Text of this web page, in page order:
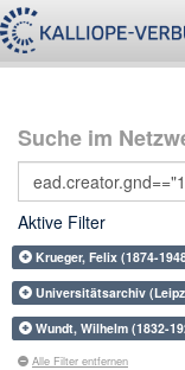
Suche im
Aktive Filter
Krueger, Felix (1874-
Universitätsarchiv
Wundt, Wilhelm (1832-
Alle Filter entfernen